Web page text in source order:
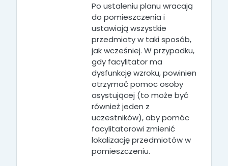
Po ustaleniu planu wracają
do pomieszczenia i
ustawiają wszystkie
przedmioty w taki sposób,
jak wcześniej. W przypadku,
gdy facylitator ma
dysfunkcję wzroku, powinien
otrzymać pomoc osoby
asystującej (to może być
również jeden z
uczestników), aby pomóc
facylitatorowi zmienić
lokalizację przedmiotów w
pomieszczeniu.